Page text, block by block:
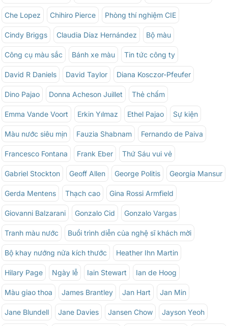
Che Lopez Chihiro Pierce Phòng thí nghiệm CIE
Cindy Briggs Claudia Díaz Hernández Bộ màu
Công cụ màu sắc Bánh xe màu Tin tức công ty
David R Daniels David Taylor Diana Kosczor-Pfeufer
Dino Pajao Donna Acheson Juillet Thẻ chấm
Emma Vande Voort Erkin Yılmaz Ethel Pajao Sự kiện
Màu nước siêu mịn Fauzia Shabnam Fernando de Paiva
Francesco Fontana Frank Eber Thứ Sáu vui vẻ
Gabriel Stockton Geoff Allen George Politis Georgia Mansur
Gerda Mentens Thạch cao Gina Rossi Armfield
Giovanni Balzarani Gonzalo Cid Gonzalo Vargas
Tranh màu nước Buổi trình diễn của nghệ sĩ khách mời
Bộ khay nướng nửa kích thước Heather Ihn Martin
Hilary Page Ngày lễ Iain Stewart Ian de Hoog
Màu giao thoa James Brantley Jan Hart Jan Min
Jane Blundell Jane Davies Jansen Chow Jayson Yeoh